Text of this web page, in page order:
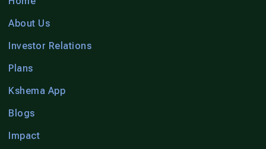
About Us
Investor Relations
Plans
Kshema App
Blogs
Impact